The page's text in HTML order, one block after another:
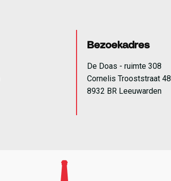
Bezoekadres
De Doas - ruimte 308
Cornelis Trooststraat 48
8932 BR Leeuwarden